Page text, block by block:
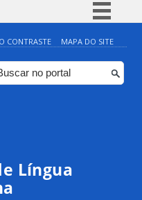
Simplifique!
Comunica BR
Participe
CONTRASTE MAPA DO SITE
Língua